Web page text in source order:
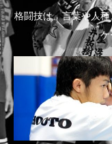
格闘技は、言葉や人
ケ